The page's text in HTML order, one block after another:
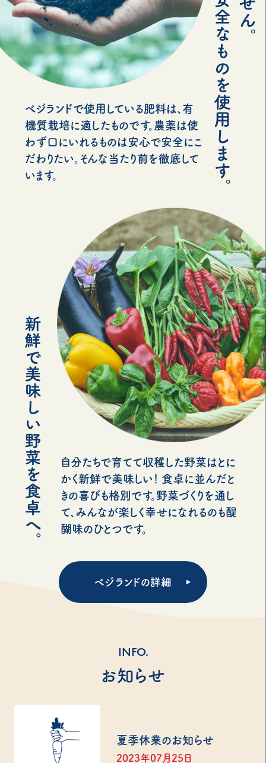
べジランドで使用している肥料は、有
機質栽培に適したものです。農薬は使
わず口にいれるものは安心で安全にこ
だわりたい。そんな当たり前を徹底して
います。
自分たちで育てて収穫した野菜はとに
かく新鮮で美味しい！ 食卓に並んだと
きの喜びも格別です。野菜づくりを通し
て、みんなが楽しく幸せになれるのも醍
醐味のひとつです。
ベジランドの詳細
INFO.
お知らせ
夏季休業のお知らせ
2023年07月25日